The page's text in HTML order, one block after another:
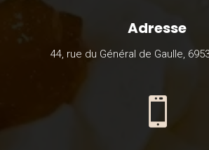
Adresse
44, rue du Général de Gaulle,
